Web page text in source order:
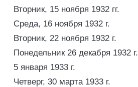
Вторник, 15 ноября 1932 гг.
Среда, 16 ноября 1932 г.
Вторник, 22 ноября 1932 г.
Понедельник 26 декабря 1932 г.
5 января 1933 г.
Четверг, 30 марта 1933 г.